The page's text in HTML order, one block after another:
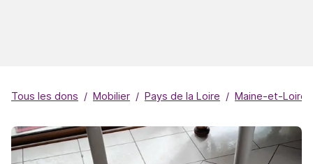
Tous les dons Mobilier Pays de la Loire Maine-et-Loire